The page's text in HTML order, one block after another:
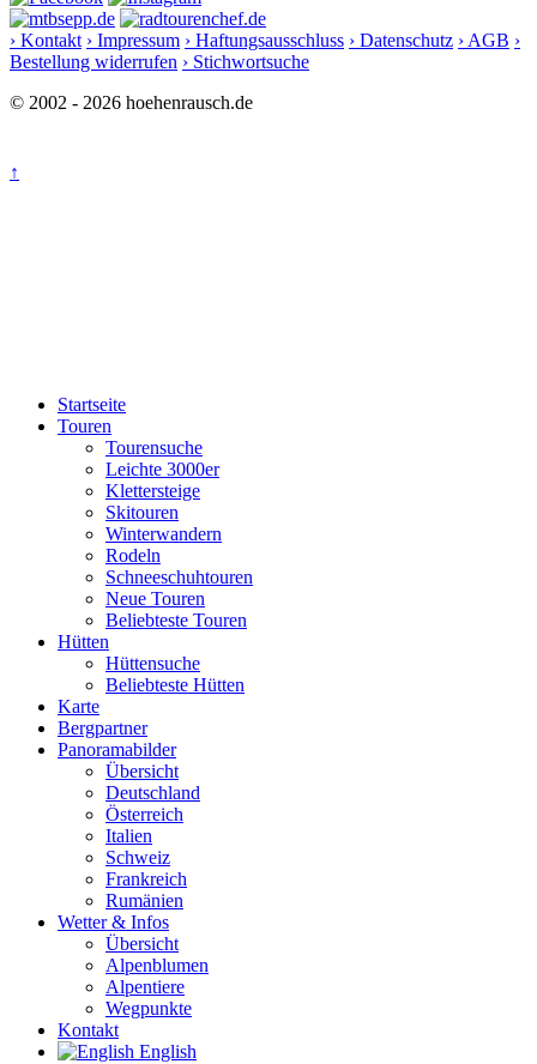
› Kontakt › Impressum › Haftungsausschluss › Datenschutz › AGB ›
Bestellung widerrufen › Stichwortsuche
© 2002 - 2026 hoehenrausch.de
↑
Startseite
Touren
Tourensuche
Leichte 3000er
Klettersteige
Skitouren
Winterwandern
Rodeln
Schneeschuhtouren
Neue Touren
Beliebteste Touren
Hütten
Hüttensuche
Beliebteste Hütten
Karte
Bergpartner
Panoramabilder
Übersicht
Deutschland
Österreich
Italien
Schweiz
Frankreich
Rumänien
Wetter & Infos
Übersicht
Alpenblumen
Alpentiere
Wegpunkte
Kontakt
English